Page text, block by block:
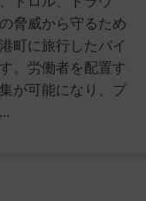
脅威から守るため
町に旅行したバイ
。労働者を配置す
が可能になり、プ